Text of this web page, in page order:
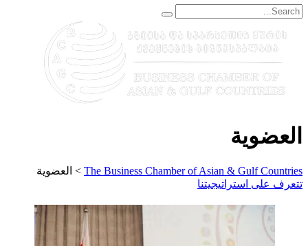
العضوية
The Business Chamber of Asian & Gulf Countries
> العضوية
تتعرف على استراتيجيتنا